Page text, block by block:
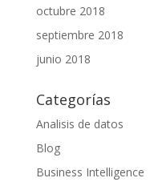
octubre 2018
septiembre 2018
junio 2018
Categorías
Analisis de datos
Blog
Business Intelligence